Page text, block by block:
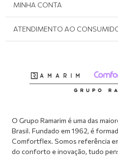
Políticas de Privacidade
MINHA CONTA
Meus pedidos
ATENDIMENTO AO
Atendimento via WhatsApp:
O Grupo Ramarim é uma das
Brasil. Fundado em 1962, é
Comfortflex. Somos referência
do conforto e inovação, tudo